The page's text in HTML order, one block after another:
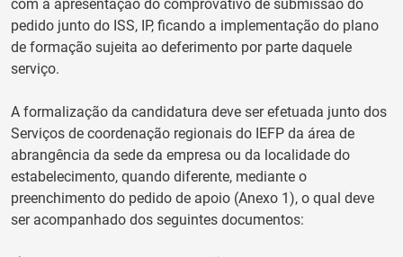
com a apresentação do comprovativo de submissão do
pedido junto do ISS, IP, ficando a implementação do plano
de formação sujeita ao deferimento por parte daquele
serviço.
A formalização da candidatura deve ser efetuada junto dos
Serviços de coordenação regionais do IEFP da área de
abrangência da sede da empresa ou da localidade do
estabelecimento, quando diferente, mediante o
preenchimento do pedido de apoio (Anexo 1), o qual deve
ser acompanhado dos seguintes documentos: